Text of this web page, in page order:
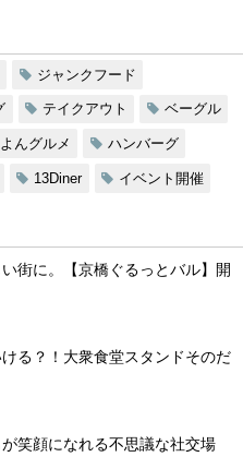
ジャンクフード
テイクアウト ベーグル
んグルメ ハンバーグ
13Diner イベント開催
街に。【京橋ぐるっとバル】開
る？！大衆食堂スタンドそのだ
笑顔になれる不思議な社交場